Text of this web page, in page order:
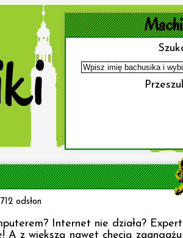
odsłon
Internet nie działa?
A z większą nawet chęcią